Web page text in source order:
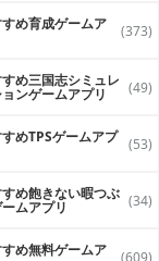
め育成ゲームア (373)
め三国志シミュレ
ンゲームアプリ (49)
めTPSゲームアプ (53)
め飽きない暇つぶ
ムアプリ (34)
め無料ゲームア (609)